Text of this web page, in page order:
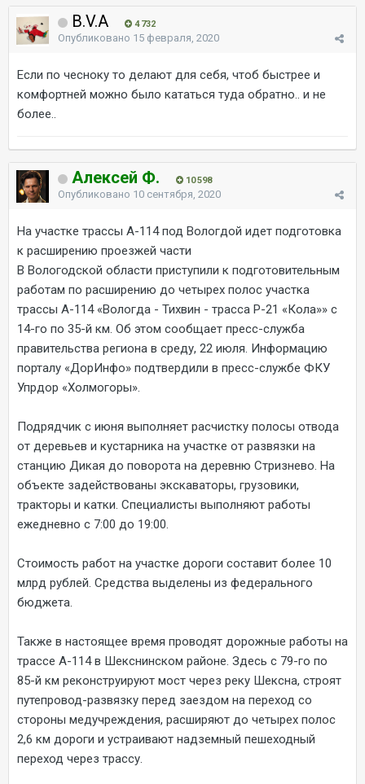
B.V.A 4 732
Опубликовано 15 февраля, 2020
Если по чесноку то делают для себя, чтоб быстрее и
комфортней можно было кататься туда обратно.. и не
более..
Алексей Ф. 10 598
Опубликовано 10 сентября, 2020
На участке трассы А-114 под Вологдой идет подготовка
к расширению проезжей части
В Вологодской области приступили к подготовительным
работам по расширению до четырех полос участка
трассы А-114 «Вологда - Тихвин - трасса Р-21 «Кола»» с
14-го по 35-й км. Об этом сообщает пресс-служба
правительства региона в среду, 22 июля. Информацию
порталу «ДорИнфо» подтвердили в пресс-службе ФКУ
Упрдор «Холмогоры».
Подрядчик с июня выполняет расчистку полосы отвода
от деревьев и кустарника на участке от развязки на
станцию Дикая до поворота на деревню Стризнево. На
объекте задействованы экскаваторы, грузовики,
тракторы и катки. Специалисты выполняют работы
ежедневно с 7:00 до 19:00.
Стоимость работ на участке дороги составит более 10
млрд рублей. Средства выделены из федерального
бюджета.
Также в настоящее время проводят дорожные работы на
трассе А-114 в Шекснинском районе. Здесь с 79-го по
85-й км реконструируют мост через реку Шексна, строят
путепровод-развязку перед заездом на переход со
стороны медучреждения, расширяют до четырех полос
2,6 км дороги и устраивают надземный пешеходный
переход через трассу.